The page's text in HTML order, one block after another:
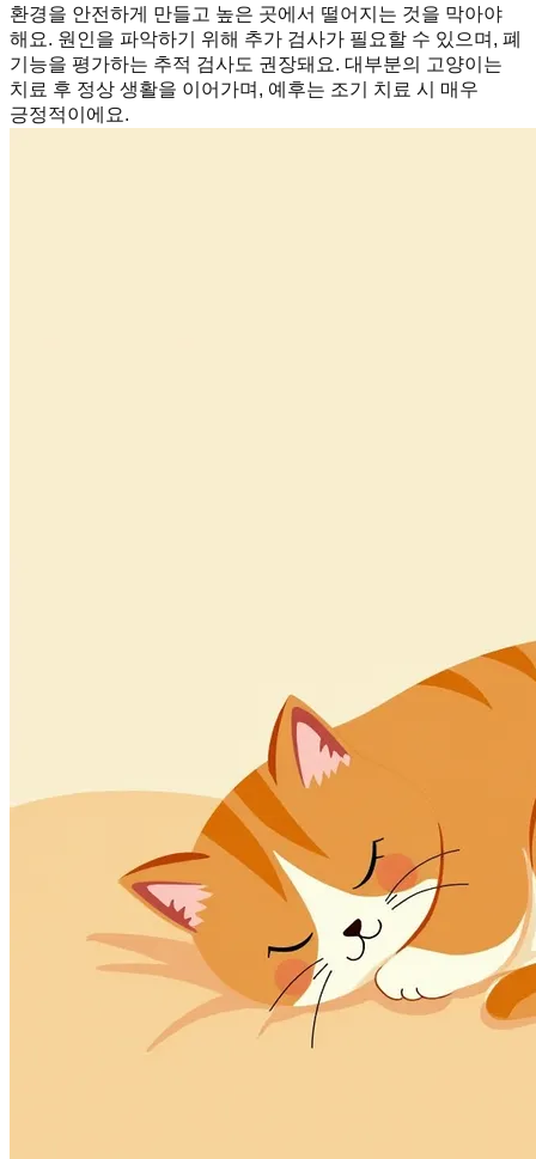
환경을 안전하게 만들고 높은 곳에서 떨어지는 것을 막아야
해요. 원인을 파악하기 위해 추가 검사가 필요할 수 있으며, 폐
기능을 평가하는 추적 검사도 권장돼요. 대부분의 고양이는
치료 후 정상 생활을 이어가며, 예후는 조기 치료 시 매우
긍정적이에요.